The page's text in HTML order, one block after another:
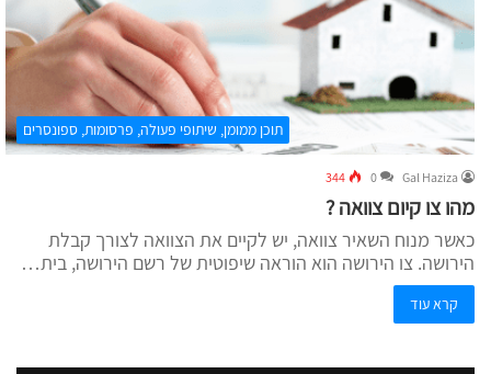
תוכן ממומן, שיתופי פעולה, פרסומות, ספונסרים
Gal Haziza
0
344
מהו צו קיום צוואה ?
כאשר מנוח השאיר צוואה, יש לקיים את הצוואה לצורך קבלת
הירושה. צו הירושה הוא הוראה שיפוטית של רשם הירושה, בית…
קרא עוד